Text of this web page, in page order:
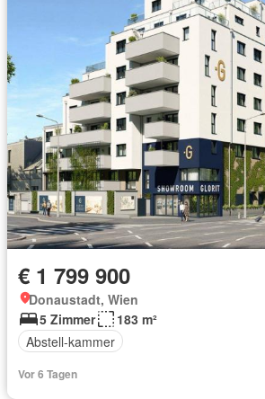
€ 1 799 900
Donaustadt, Wien
5 Zimmer
183 m²
Abstell-kammer
Vor 6 Tagen